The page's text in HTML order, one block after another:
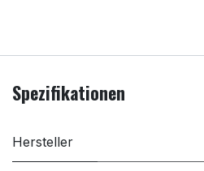
Spezifikationen
Hersteller